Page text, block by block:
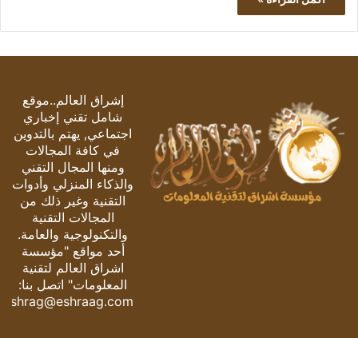
إشراق العالم..موقع
شامل تقني إخباري
اجتماعي, يهتم بالتدوين
في كافة المجالات
ومنها المجال التقني
والذكاء المنزلي وأدوات
التقنية وغير ذلك من
المجالات التقنية
والتكنولوجية والعامة.
أحد مواقع "مؤسسة
اشراق العالم لتقنية
المعلومات" اتصل بنا:
eshrag@eshraag.com